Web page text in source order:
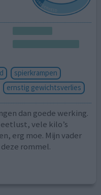
spierkrampen
ernstig gewichtsverlies
dan goede werking.
vele kilo’s
erg moe. Mijn vader
rommel.